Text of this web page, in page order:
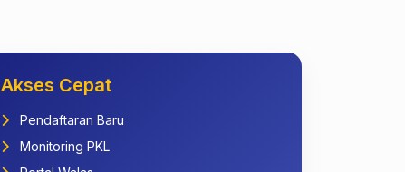
Akses Cepat
Pendaftaran Baru
Monitoring PKL